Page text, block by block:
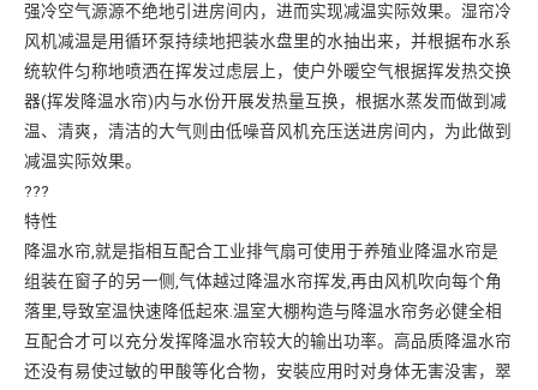
强冷空气源源不绝地引进房间内，进而实现减温实际效果。湿帘冷
风机减温是用循环泵持续地把装水盘里的水抽出来，并根据布水系
统软件匀称地喷洒在挥发过虑层上，使户外暖空气根据挥发热交换
器(挥发降温水帘)内与水份开展发热量互换，根据水蒸发而做到减
温、清爽，清洁的大气则由低噪音风机充压送进房间内，为此做到
减温实际效果。
???
特性
降温水帘,就是指相互配合工业排气扇可使用于养殖业降温水帘是
组装在窗子的另一侧,气体越过降温水帘挥发,再由风机吹向每个角
落里,导致室温快速降低起來.温室大棚构造与降温水帘务必健全相
互配合才可以充分发挥降温水帘较大的输出功率。高品质降温水帘
还没有易使过敏的甲酸等化合物，安裝应用时对身体无害没害，翠